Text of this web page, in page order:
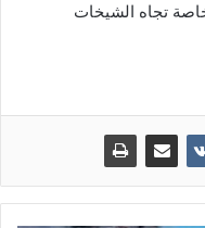
تجاه الشيخات